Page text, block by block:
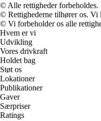
© Alle rettigheder forbeholdes.
© Rettighederne tilhører os. Vi
© Vi forbeholder os alle
Hvem er vi
Udvikling
Vores drivkraft
Holdet bag
Støt os
Lokationer
Publikationer
Gaver
Særpriser
Ratings